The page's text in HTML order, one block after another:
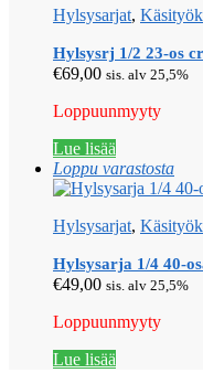
Hylsysarjat,
Hylsysrj 1/2 23-os
€69,00 sis. alv 25,5%
Loppuunmyyty
Lue lisää
Loppu varastosta
Hylsysarjat,
Hylsysarja 1/4 40-
€49,00 sis. alv 25,5%
Loppuunmyyty
Lue lisää